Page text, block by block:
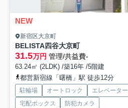
NEW
新宿区大京町
BELISTA四谷大京町
31.5万円 管理/共益費-
63.24㎡ (2LDK) /築16年 /5階建
都営新宿線「曙橋」駅 徒歩12分
駐輪場 オートロック エレベーター
宅配ボックス
防犯カメラ